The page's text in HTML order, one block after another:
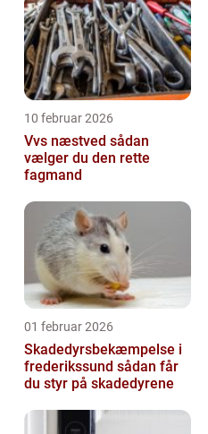
10 februar 2026
Vvs næstved sådan
vælger du den rette
fagmand
01 februar 2026
Skadedyrsbekæmpelse i
frederikssund sådan får
du styr på skadedyrene